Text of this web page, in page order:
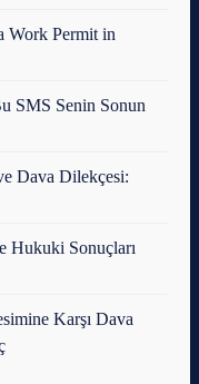
Work Permit in
SMS Senin Sonun
Dava Dilekçesi:
Hukuki Sonuçları
Karşı Dava